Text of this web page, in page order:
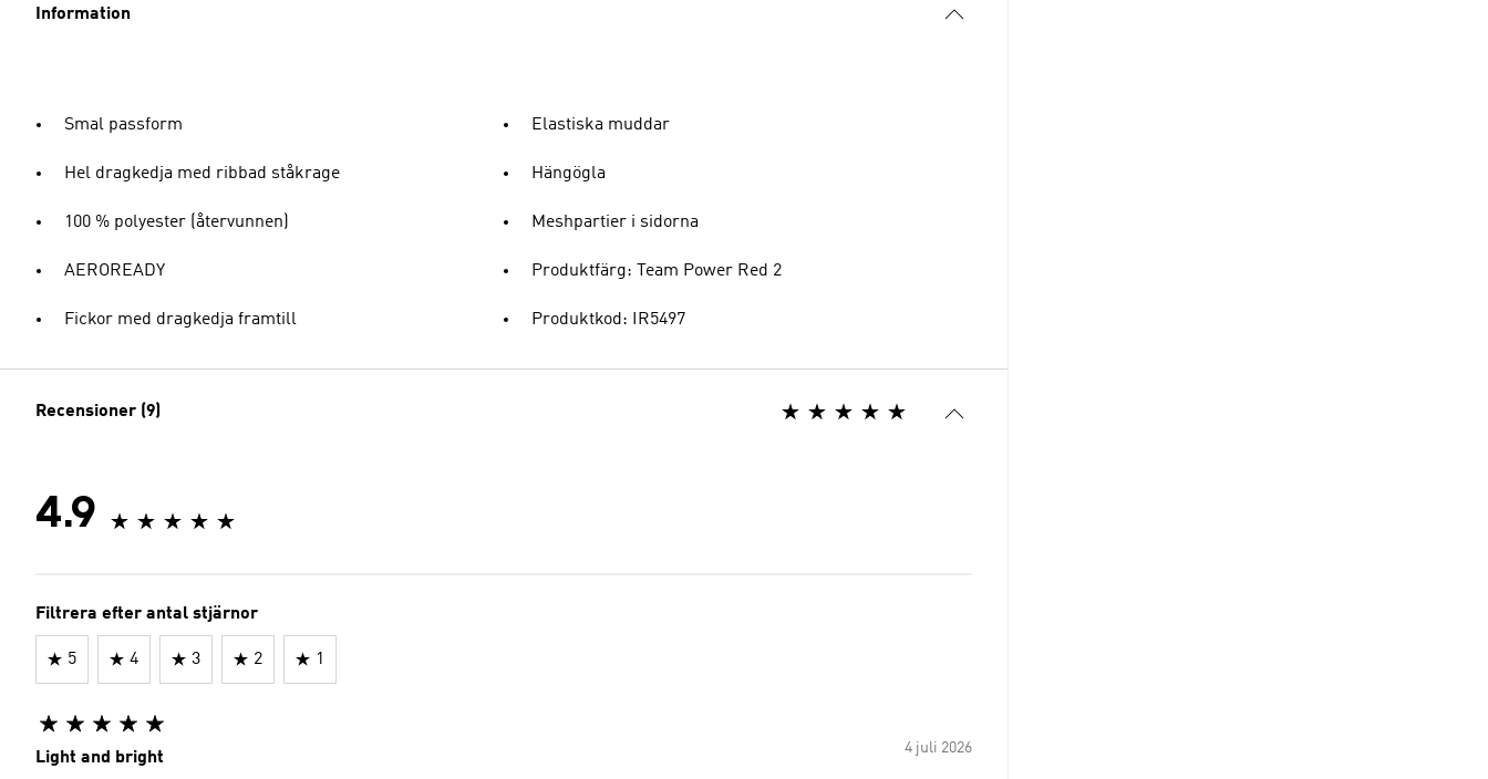
Information
Smal passform
Hel dragkedja med ribbad ståkrage
100 % polyester (återvunnen)
AEROREADY
Fickor med dragkedja framtill
Elastiska muddar
Hängögla
Meshpartier i sidorna
Produktfärg: Team Power Red 2
Produktkod: IR5497
Recensioner (9)
4.9
Filtrera efter antal stjärnor
5 4 3 2 1
4 juli 2026
Light and bright